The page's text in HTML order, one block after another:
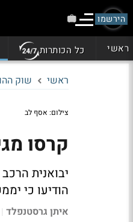
הירשמו
ראשי כל הכותרות
ראשי שוק
צילום: אסף לב
קרסו מגייסת 106 מיליון
הודיעו כי
איתן גרסטנפלד |